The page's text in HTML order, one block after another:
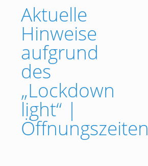
Aktuelle
Hinweise
aufgrund
des
„Lockdown
light“ |
Öffnungszeiten